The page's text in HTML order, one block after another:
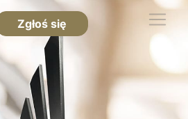
Zgłoś się